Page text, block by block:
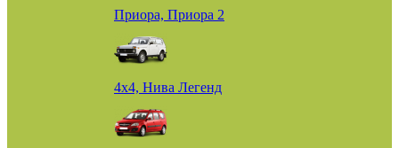
Приора, Приора 2
4х4, Нива Легенд